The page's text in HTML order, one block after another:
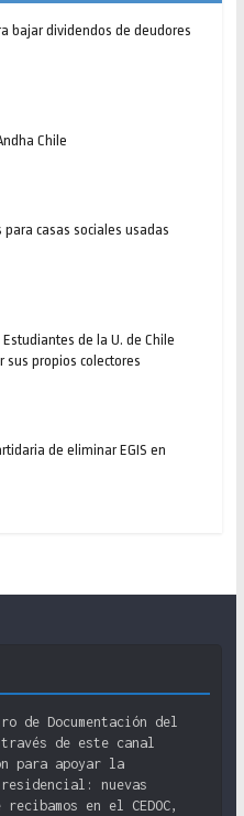
bajar dividendos de deudores
Chile
casas sociales usadas
de la U. de Chile
sus propios colectores
de eliminar EGIS en
de Documentación del
de este canal
para apoyar la
nuevas
en el CEDOC,